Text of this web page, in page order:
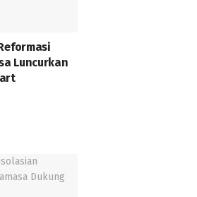
Luncurkan